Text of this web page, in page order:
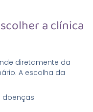
a clínica
diretamente da
A escolha da
doenças.